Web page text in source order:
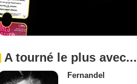
A tourné le plus avec...
Fernandel